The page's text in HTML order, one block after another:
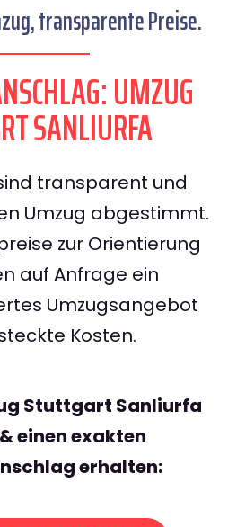
transparente Preise.
UMZUG
SANLIURFA
transparent und
Umzug abgestimmt.
zur Orientierung
auf Anfrage ein
Umzugsangebot
Kosten.
Stuttgart Sanliurfa
einen exakten
erhalten: